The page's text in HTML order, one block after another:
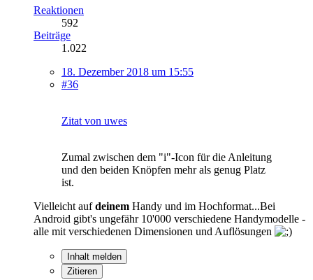
Reaktionen
592
Beiträge
1.022
18. Dezember 2018 um 15:55
#36
Zitat von uwes
Zumal zwischen dem "i"-Icon für die Anleitung
und den beiden Knöpfen mehr als genug Platz
ist.
Vielleicht aufdeinem Handy und im Hochformat...Bei
Android gibt's ungefähr 10'000 verschiedene Handymodelle -
alle mit verschiedenen Dimensionen und Auflösungen
Inhalt melden
Zitieren